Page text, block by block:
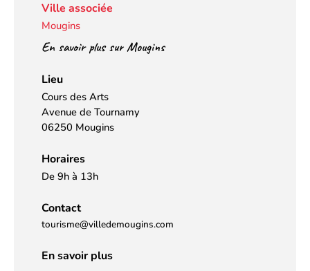
Ville associée
Mougins
En savoir plus sur Mougins
Lieu
Cours des Arts
Avenue de Tournamy
06250 Mougins
Horaires
De 9h à 13h
Contact
tourisme@villedemougins.com
En savoir plus